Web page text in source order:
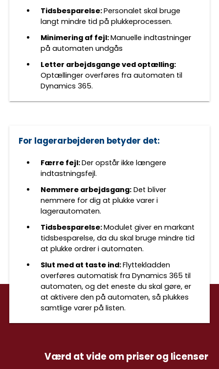
Tidsbesparelse:Personalet skal bruge
langt mindre tid på plukkeprocessen.
Minimering af fejl:Manuelle indtastninger
på automaten undgås
Letter arbejdsgange ved optælling:
Optællinger overføres fra automaten til
Dynamics 365.
For lagerarbejderen betyder det:
Færre fejl:Der opstår ikke længere
indtastningsfejl.
Nemmere arbejdsgang:Det bliver
nemmere for dig at plukke varer i
lagerautomaten.
Tidsbesparelse:Modulet giver en markant
tidsbesparelse, da du skal bruge mindre tid
at plukke ordrer i automaten.
Slut med at taste ind:Flyttekladden
overføres automatisk fra Dynamics 365 til
automaten, og det eneste du skal gøre, er
at aktivere den på automaten, så plukkes
samtlige varer på listen.
Værd at vide om priser og licenser